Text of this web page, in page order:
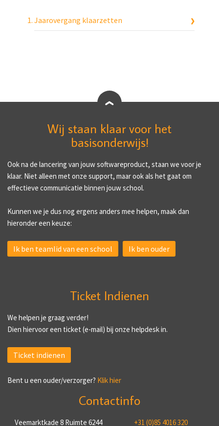
Jaarovergang klaarzetten
Wij staan klaar voor het
basisonderwijs!
Ook na de lancering van jouw softwareproduct, staan we voor je
klaar. Niet alleen met onze support, maar ook als het gaat om
effectieve communicatie binnen jouw school.
Kunnen we je dus nog ergens anders mee helpen, maak dan
hieronder een keuze:
Ik ben teamlid van een school Ik ben ouder
Ticket Indienen
We helpen je graag verder!
Dien hiervoor een ticket (e-mail) bij onze helpdesk in.
Ticket indienen
Bent u een ouder/verzorger? Klik hier
Contactinfo
Veemarktkade 8 Ruimte 6244 +31 (0)85 4016 320